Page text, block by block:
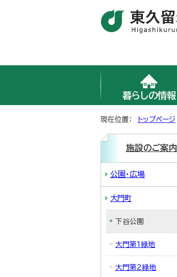
暮らしの情報
現在位置： トップページ
施設のご案内
公園・広場
大門町
下谷公園
大門第1緑地
大門第2緑地